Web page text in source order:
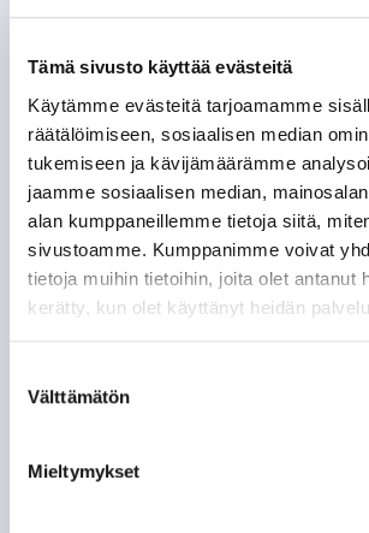
Tämä sivusto käyttää evästeitä
Käytämme evästeitä tarjoamamme
räätälöimiseen, sosiaalisen median
tukemiseen ja kävijämäärämme
jaamme sosiaalisen median,
alan kumppaneillemme tietoja siitä,
sivustoamme. Kumppanimme voivat
tietoja muihin tietoihin, joita olet antanut
kerätty, kun olet käyttänyt heidän
valinta
Välttämätön
Mieltymykset
Tappara